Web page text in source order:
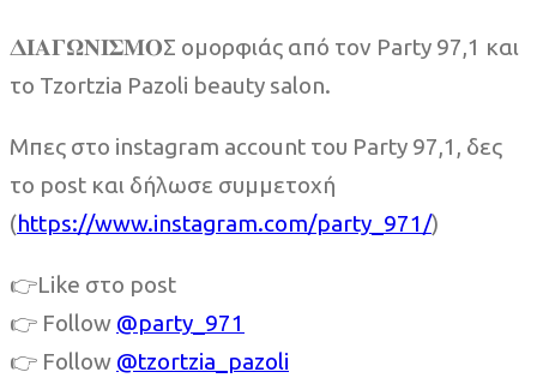
𝚫𝚰𝚨𝚪𝛀𝚴𝚰𝚺𝚳𝚶Σ ομορφιάς από τον Party 97,1 και
το Tzortzia Pazoli beauty salon.
Μπες στο instagram account του Party 97,1, δες
το post και δήλωσε συμμετοχή
(https://www.instagram.com/party_971/)
👉Like στο post
👉 Follow @party_971
👉 Follow @tzortzia_pazoli